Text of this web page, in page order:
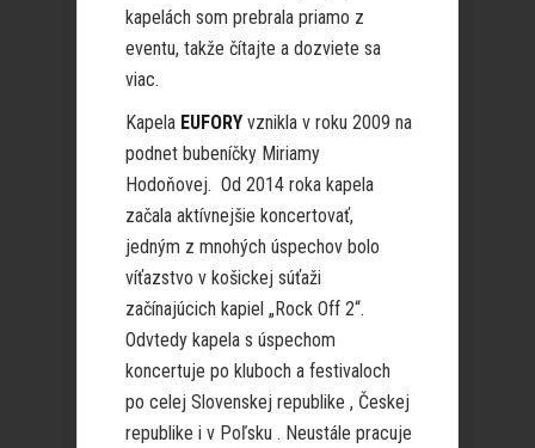
kapelách som prebrala priamo z
eventu, takže čítajte a dozviete sa
viac.
Kapela EUFORY vznikla v roku 2009 na
podnet bubeníčky Miriamy
Hodoňovej. Od 2014 roka kapela
začala aktívnejšie koncertovať,
jedným z mnohých úspechov bolo
víťazstvo v košickej súťaži
začínajúcich kapiel „Rock Off 2“.
Odvtedy kapela s úspechom
koncertuje po kluboch a festivaloch
po celej Slovenskej republike , Českej
republike i v Poľsku . Neustále pracuje